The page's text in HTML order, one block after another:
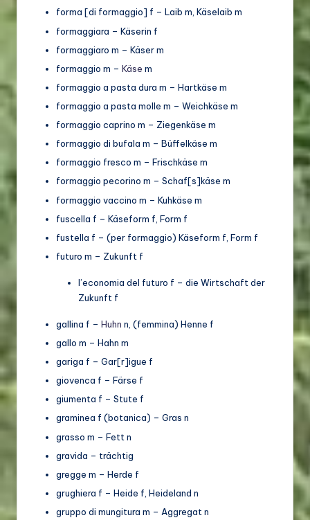
forma [di formaggio] f – Laib m, Käselaib m
formaggiara – Käserin f
formaggiaro m – Käser m
formaggio m – Käse m
formaggio a pasta dura m – Hartkäse m
formaggio a pasta molle m – Weichkäse m
formaggio caprino m – Ziegenkäse m
formaggio di bufala m – Büffelkäse m
formaggio fresco m – Frischkäse m
formaggio pecorino m – Schaf[s]käse m
formaggio vaccino m – Kuhkäse m
fuscella f – Käseform f, Form f
fustella f – (per formaggio) Käseform f, Form f
futuro m – Zukunft f
l’economia del futuro f – die Wirtschaft der
Zukunft f
gallina f – Huhn n, (femmina) Henne f
gallo m – Hahn m
gariga f – Gar[r]igue f
giovenca f – Färse f
giumenta f – Stute f
graminea f (botanica) – Gras n
grasso m – Fett n
gravida – trächtig
gregge m – Herde f
grughiera f – Heide f, Heideland n
gruppo di mungitura m – Aggregat n